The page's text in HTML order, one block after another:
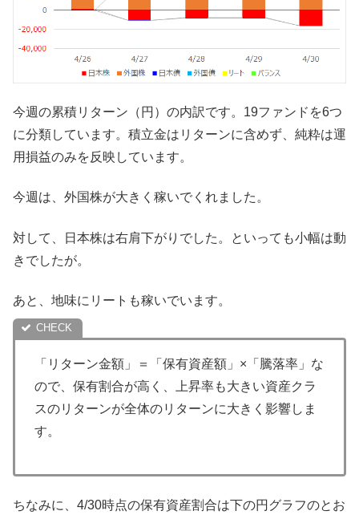
今週の累積リターン（円）の内訳です。19ファンドを6つ
に分類しています。積立金はリターンに含めず、純粋は運
用損益のみを反映しています。
今週は、外国株が大きく稼いでくれました。
対して、日本株は右肩下がりでした。といっても小幅は動
きでしたが。
あと、地味にリートも稼いでいます。
「リターン金額」＝「保有資産額」×「騰落率」な
ので、保有割合が高く、上昇率も大きい資産クラ
スのリターンが全体のリターンに大きく影響しま
す。
ちなみに、4/30時点の保有資産割合は下の円グラフのとお